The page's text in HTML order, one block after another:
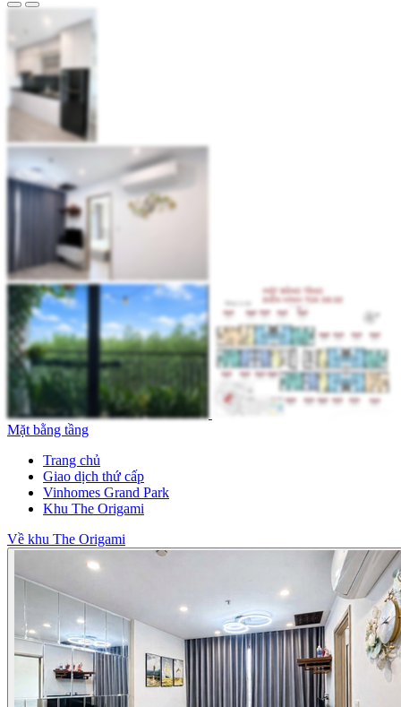
Mặt bằng tầng
Trang chủ
Giao dịch thứ cấp
Vinhomes Grand Park
Khu The Origami
Về khu The Origami